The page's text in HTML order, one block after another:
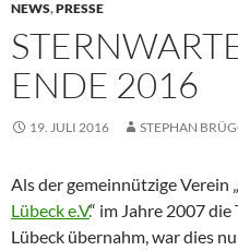
NEWS,PRESSE
STERNWARTE
NDE 2016
19. JULI 2016 STEPHAN
Als der gemeinnützige Verein „
Lübeck e.V.“ im Jahre 2007
Lübeck übernahm, war dies